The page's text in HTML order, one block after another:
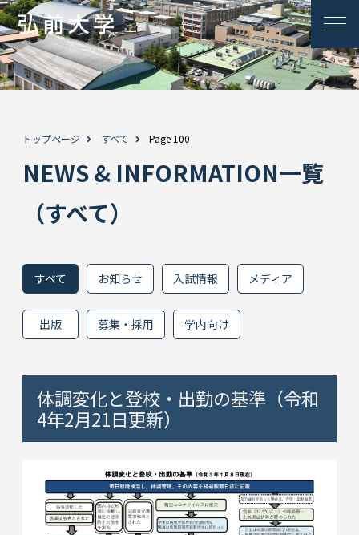
トップページ すべて Page 100
NEWS & INFORMATION一覧
（すべて）
すべて お知らせ 入試情報 メディア
出版 募集・採用 学内向け
体調変化と登校・出勤の基準（令和
4年2月21日更新）